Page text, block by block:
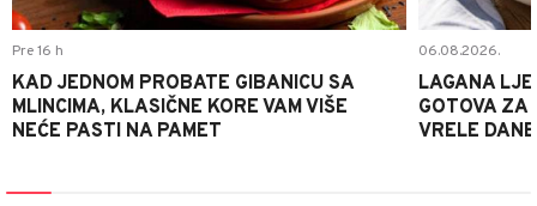
Pre 16 h
KAD JEDNOM PROBATE GIBANICU SA
MLINCIMA, KLASIČNE KORE VAM VIŠE
NEĆE PASTI NA PAMET
06.08.2026.
LAGANA
GOTOVA ZA
VRELE DANE